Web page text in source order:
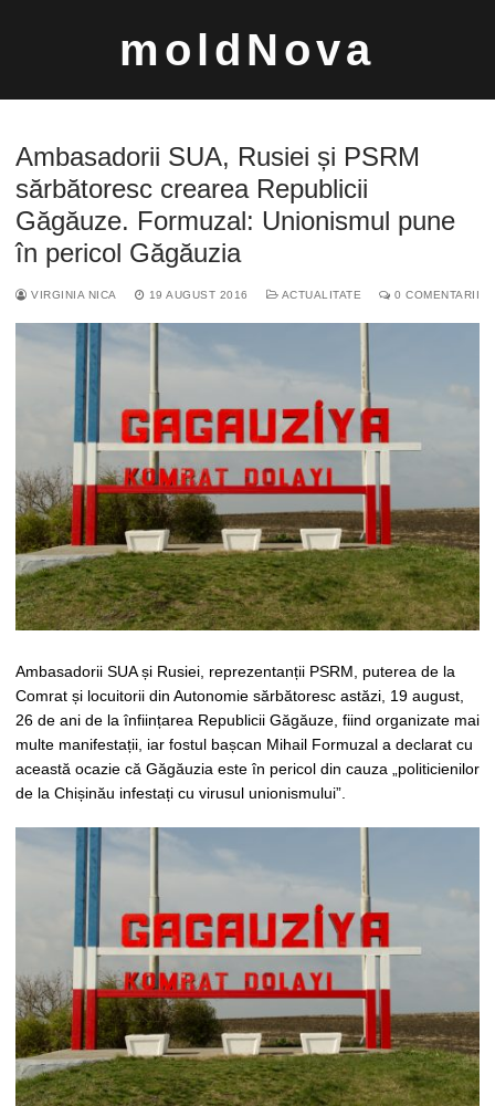
moldNova
Caută
după:
Ambasadorii SUA, Rusiei și PSRM
sărbătoresc crearea Republicii
Găgăuze. Formuzal: Unionismul pune
în pericol Găgăuzia
VIRGINIA NICA 19 AUGUST 2016 ACTUALITATE 0 COMENTARII
Ambasadorii SUA și Rusiei, reprezentanții PSRM, puterea de la
Comrat și locuitorii din Autonomie sărbătoresc astăzi, 19 august,
26 de ani de la înființarea Republicii Găgăuze, fiind organizate mai
multe manifestații, iar fostul bașcan Mihail Formuzal a declarat cu
această ocazie că Găgăuzia este în pericol din cauza „politicienilor
de la Chișinău infestați cu virusul unionismului”.